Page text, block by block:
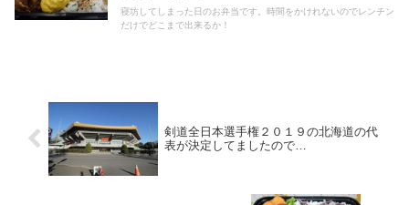
寝坊してしまった日のお弁当です。時間をかけれないのでレンチン
だけでどこまで出来るか！
剣道全日本選手権２０１９の北海道の代
表が決定してましたので…